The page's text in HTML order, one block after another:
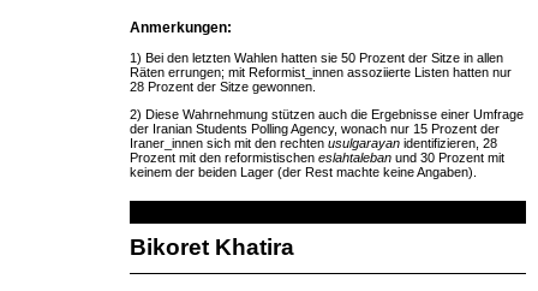
Anmerkungen:
1) Bei den letzten Wahlen hatten sie 50 Prozent der Sitze in allen
Räten errungen; mit Reformist_innen assoziierte Listen hatten nur
28 Prozent der Sitze gewonnen.
2) Diese Wahrnehmung stützen auch die Ergebnisse einer Umfrage
der Iranian Students Polling Agency, wonach nur 15 Prozent der
Iraner_innen sich mit den rechten usulgarayan identifizieren, 28
Prozent mit den reformistischen eslahtaleban und 30 Prozent mit
keinem der beiden Lager (der Rest machte keine Angaben).
Bikoret Khatira